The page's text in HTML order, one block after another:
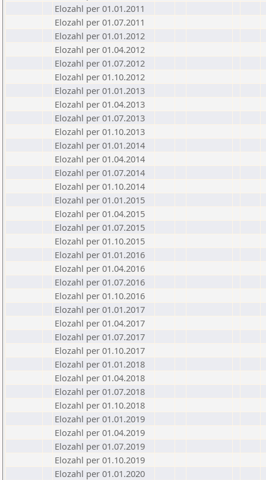
Elozahl per 01.01.2011
Elozahl per 01.07.2011
Elozahl per 01.01.2012
Elozahl per 01.04.2012
Elozahl per 01.07.2012
Elozahl per 01.10.2012
Elozahl per 01.01.2013
Elozahl per 01.04.2013
Elozahl per 01.07.2013
Elozahl per 01.10.2013
Elozahl per 01.01.2014
Elozahl per 01.04.2014
Elozahl per 01.07.2014
Elozahl per 01.10.2014
Elozahl per 01.01.2015
Elozahl per 01.04.2015
Elozahl per 01.07.2015
Elozahl per 01.10.2015
Elozahl per 01.01.2016
Elozahl per 01.04.2016
Elozahl per 01.07.2016
Elozahl per 01.10.2016
Elozahl per 01.01.2017
Elozahl per 01.04.2017
Elozahl per 01.07.2017
Elozahl per 01.10.2017
Elozahl per 01.01.2018
Elozahl per 01.04.2018
Elozahl per 01.07.2018
Elozahl per 01.10.2018
Elozahl per 01.01.2019
Elozahl per 01.04.2019
Elozahl per 01.07.2019
Elozahl per 01.10.2019
Elozahl per 01.01.2020